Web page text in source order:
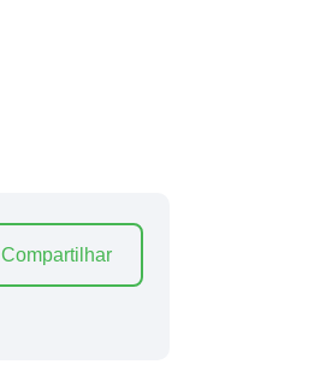
Compartilhar